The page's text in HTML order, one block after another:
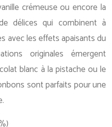
crémeuse ou encore la
délices qui combinent à
avec les effets apaisants du
originales émergent
blanc à la pistache ou le
sont parfaits pour une